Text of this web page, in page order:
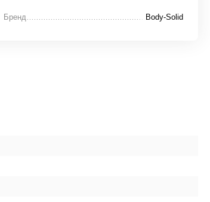
Бренд Body-Solid